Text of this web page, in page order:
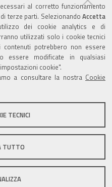
al corretto funzionamento
terze parti. Selezionando Accetta
dei cookie analytics e di
utilizzati solo i cookie tecnici
potrebbero non essere
essere modificate in qualsiasi
cookie".
a consultare la nostra Cookie
TECNICI
TUTTO
questo sito
di Zola Predosa